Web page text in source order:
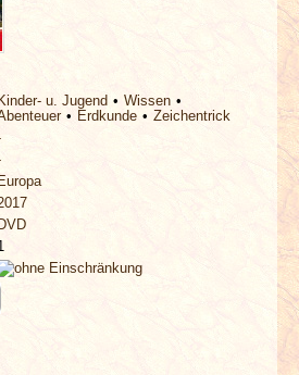
u. Jugend
Wissen
Erdkunde
Zeichentrick